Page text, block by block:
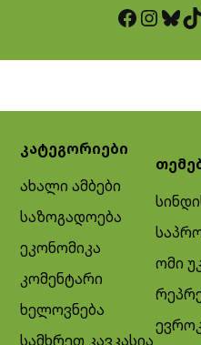
Facebook InstagramBluesky TikTok
კატეგორიები
ახალი ამბები
საზოგადოება
ეკონომიკა
კომენტარი
ხელოვნება
სამხრეთ კავკასია
ომი